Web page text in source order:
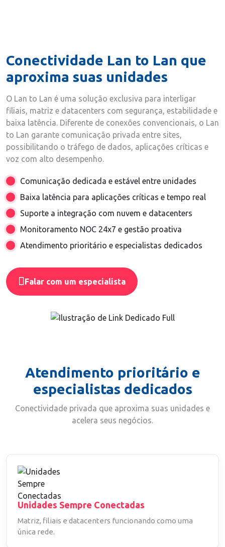
Conectividade Lan to Lan que
aproxima suas unidades
O Lan to Lan é uma solução exclusiva para interligar
filiais, matriz e datacenters com segurança, estabilidade e
baixa latência. Diferente de conexões convencionais, o Lan
to Lan garante comunicação privada entre sites,
possibilitando o tráfego de dados, aplicações críticas e
voz com alto desempenho.
Comunicação dedicada e estável entre unidades
Baixa latência para aplicações críticas e tempo real
Suporte a integração com nuvem e datacenters
Monitoramento NOC 24x7 e gestão proativa
Atendimento prioritário e especialistas dedicados
Falar com um especialista
Atendimento prioritário e
especialistas dedicados
Conectividade privada que aproxima suas unidades e
acelera seus negócios.
Unidades Sempre Conectadas
Matriz, filiais e datacenters funcionando como uma
única rede.